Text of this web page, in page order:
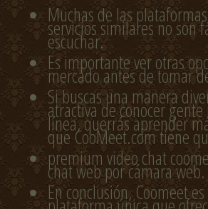
Muchas de las
servicios similares no son
escuchar.
Es importante ver otras
mercado antes de tomar
Si buscas una manera
atractiva de conocer
línea, querrás aprender
que CooMeet.com tiene
premium video chat
chat web por cámara web.
En conclusión, Coomeet